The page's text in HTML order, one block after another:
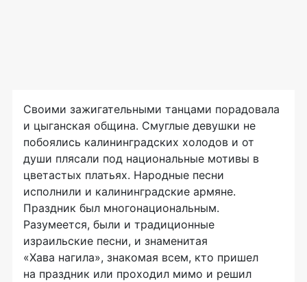
Своими зажигательными танцами порадовала
и цыганская община. Смуглые девушки не
побоялись калининградских холодов и от
души плясали под национальные мотивы в
цветастых платьях. Народные песни
исполнили и калининградские армяне.
Праздник был многонациональным.
Разумеется, были и традиционные
израильские песни, и знаменитая
«Хава нагила», знакомая всем, кто пришел
на праздник или проходил мимо и решил